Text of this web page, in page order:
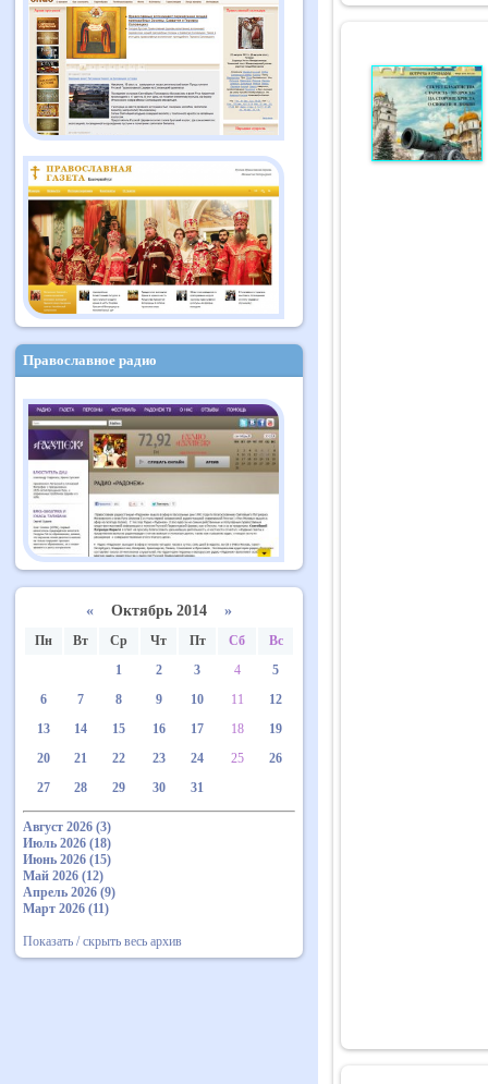
Православное радио
« Октябрь 2014 »
Пн Вт Ср Чт Пт Сб
Вс
1
2 3 4
5
6
7 8 9 10 11
12
13
14 15 16 17 18
19
20
21 22 23 24 25
26
27
28 29 30 31
Август 2026 (3)
Июль 2026 (18)
Июнь 2026 (15)
Май 2026 (12)
Апрель 2026 (9)
Март 2026 (11)
Показать / скрыть весь архив